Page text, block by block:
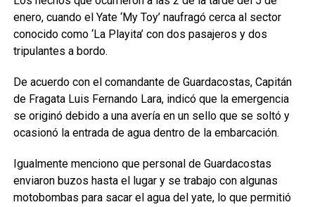
enero, cuando el Yate ‘My Toy’ naufragó cerca al sector
conocido como ‘La Playita’ con dos pasajeros y dos
tripulantes a bordo.
De acuerdo con el comandante de Guardacostas, Capitán
de Fragata Luis Fernando Lara, indicó que la emergencia
se originó debido a una avería en un sello que se soltó y
ocasionó la entrada de agua dentro de la embarcación.
Igualmente menciono que personal de Guardacostas
enviaron buzos hasta el lugar y se trabajo con algunas
motobombas para sacar el agua del yate, lo que permitió